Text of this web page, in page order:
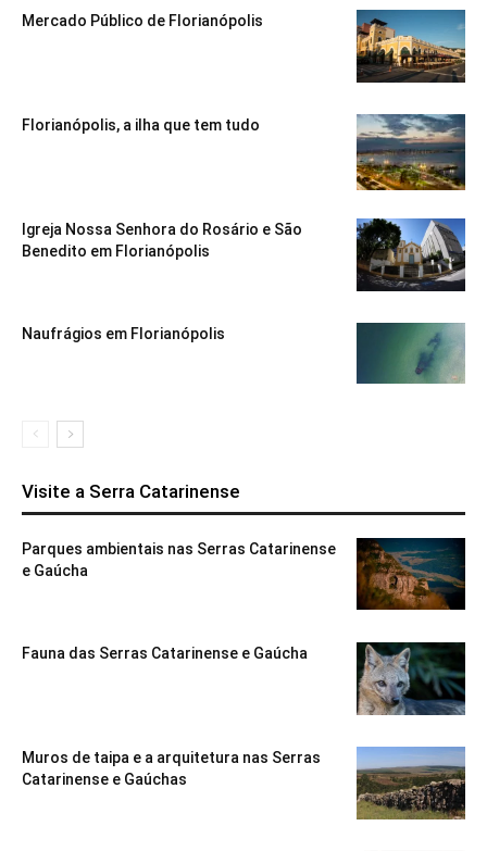
Mercado Público de Florianópolis
Florianópolis, a ilha que tem tudo
Igreja Nossa Senhora do Rosário e São
Benedito em Florianópolis
Naufrágios em Florianópolis
Visite a Serra Catarinense
Parques ambientais nas Serras Catarinense
e Gaúcha
Fauna das Serras Catarinense e Gaúcha
Muros de taipa e a arquitetura nas Serras
Catarinense e Gaúchas